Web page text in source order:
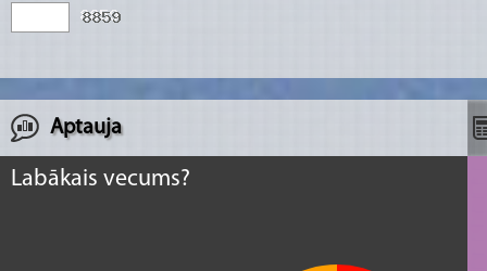
Aptauja
Labākais vecums?